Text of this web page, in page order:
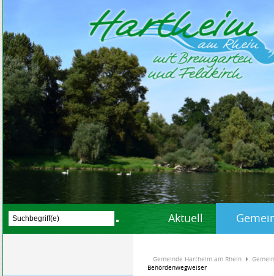
Aktuell
Gemeinde Hartheim am Rhein
Behördenwegweiser